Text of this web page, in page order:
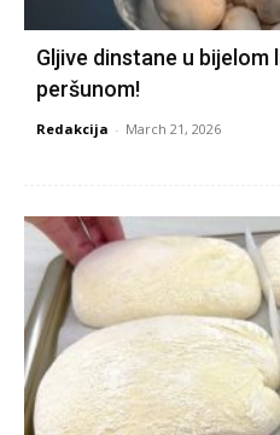
Gljive dinstane u bijelom
peršunom!
Redakcija - March 21, 2026